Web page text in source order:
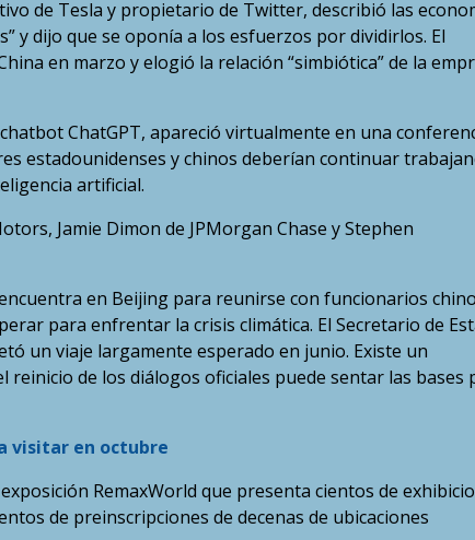
de Tesla y propietario de Twitter, describió las
y dijo que se oponía a los esfuerzos por dividirlos. El
en marzo y elogió la relación “simbiótica” de la
ChatGPT, apareció virtualmente en una
estadounidenses y chinos deberían continuar
artificial.
Jamie Dimon de JPMorgan Chase y Stephen
en Beijing para reunirse con funcionarios
para enfrentar la crisis climática. El Secretario de
un viaje largamente esperado en junio. Existe un
de los diálogos oficiales puede sentar las bases
visitar en octubre
RemaxWorld que presenta cientos de
de preinscripciones de decenas de ubicaciones